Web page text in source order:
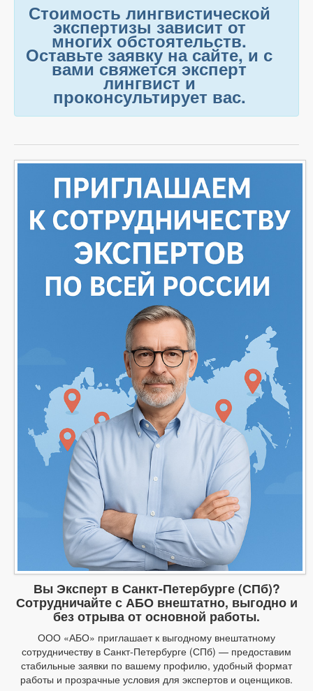
Стоимость лингвистической
экспертизы зависит от
многих обстоятельств.
Оставьте заявку на сайте, и с
вами свяжется эксперт
лингвист и
проконсультирует вас.
Вы Эксперт в Санкт-Петербурге (СПб)?
Сотрудничайте с АБО внештатно, выгодно и
без отрыва от основной работы.
ООО «АБО» приглашает к выгодному внештатному
сотрудничеству в Санкт-Петербурге (СПб) — предоставим
стабильные заявки по вашему профилю, удобный формат
работы и прозрачные условия для экспертов и оценщиков.